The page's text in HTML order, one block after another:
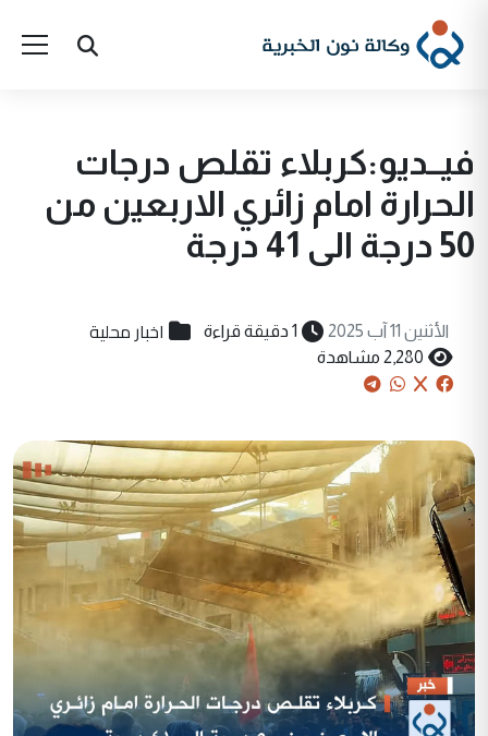
فيــديو:كربلاء تقلص درجات
الحرارة امام زائري الاربعين من
50 درجة الى 41 درجة
الأثنين 11 آب 2025 1 دقيقة قراءة اخبار محلية
2,280 مشاهدة